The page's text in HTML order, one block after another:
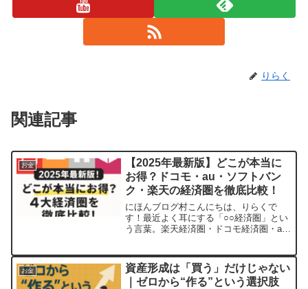
りらく
関連記事
お金
【2025年最新版】どこが本当に
お得？ドコモ・au・ソフトバン
ク・楽天の経済圏を徹底比較！
にほんブログ村こんにちは、りらくで
す！最近よく耳にする「○○経済圏」とい
う言葉。楽天経済圏・ドコモ経済圏・au
群が注目されています。でも、何となく
楽天を使ってるけ...
お金
資産形成は「買う」だけじゃない
｜ゼロから“作る”という選択肢